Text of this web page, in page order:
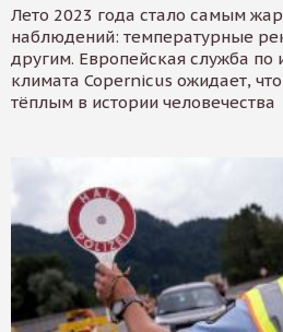
Лето 2023 года стало самым
наблюдений: температурные
другим. Европейская служба по
климата Copernicus ожидает,
тёплым в истории человечества